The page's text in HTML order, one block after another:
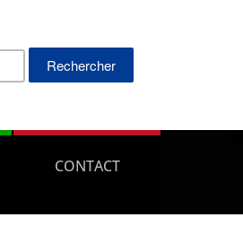
CONTACT